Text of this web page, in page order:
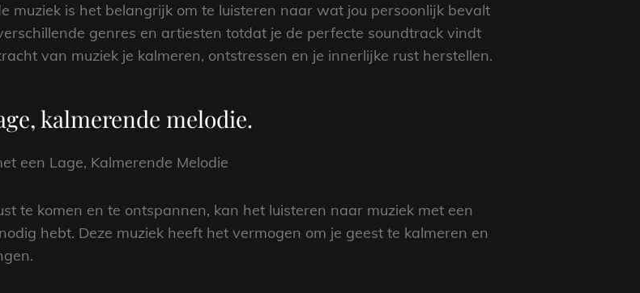
muziek is het belangrijk om te luisteren naar wat jou persoonlijk bevalt
genres en artiesten totdat je de perfecte soundtrack vindt
van muziek je kalmeren, ontstressen en je innerlijke rust herstellen.
kalmerende melodie.
een Lage, Kalmerende Melodie
te komen en te ontspannen, kan het luisteren naar muziek met een
hebt. Deze muziek heeft het vermogen om je geest te kalmeren en